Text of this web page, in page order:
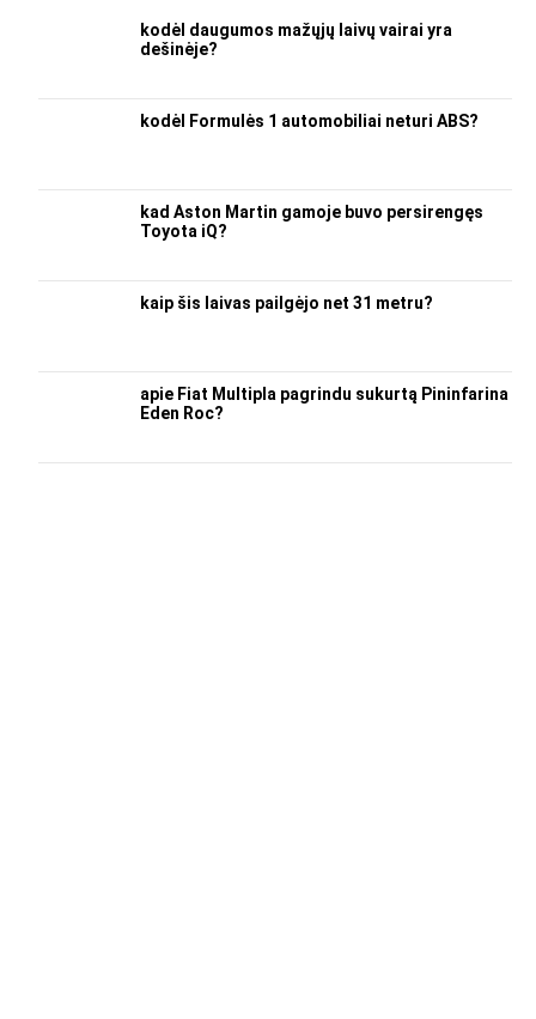
kodėl daugumos mažųjų laivų vairai yra
dešinėje?
kodėl Formulės 1 automobiliai neturi ABS?
kad Aston Martin gamoje buvo persirengęs
Toyota iQ?
kaip šis laivas pailgėjo net 31 metru?
apie Fiat Multipla pagrindu sukurtą Pininfarina
Eden Roc?